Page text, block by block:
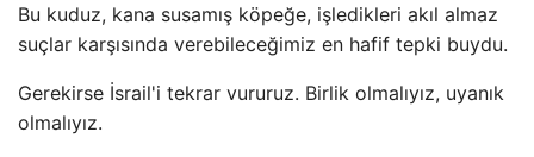
Bu kuduz, kana susamış köpeğe, işledikleri akıl almaz
suçlar karşısında verebileceğimiz en hafif tepki buydu.
Gerekirse İsrail'i tekrar vururuz. Birlik olmalıyız, uyanık
olmalıyız.